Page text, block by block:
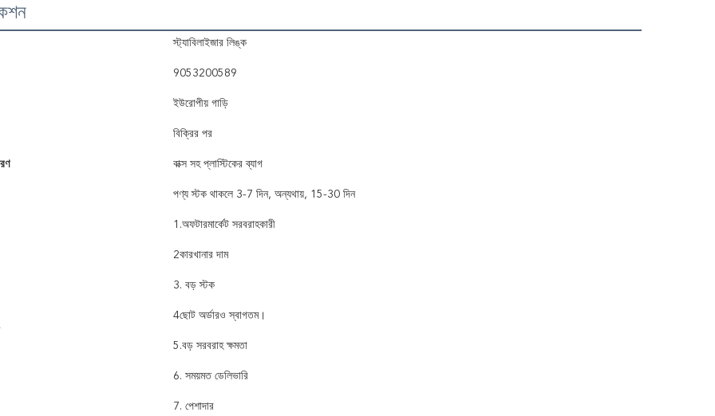
স্ট্যাবিলাইজার লিঙ্ক
9053200589
ইউরোপীয় গাড়ি
বিক্রির পর
বাক্স সহ প্লাস্টিকের ব্যাগ
পণ্য স্টক থাকলে 3-7 দিন, অন্যথায়, 15-30 দিন
1.অফটারমার্কেট সরবরাহকারী
2কারখানার দাম
3. বড় স্টক
4ছোট অর্ডারও স্বাগতম।
5.বড় সরবরাহ ক্ষমতা
6. সময়মত ডেলিভারি
7. পেশাদার